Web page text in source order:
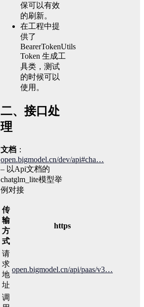
保可以有效
的刷新。
在工程中提
供了
BearerTokenUtils
Token 生成工
具类，测试
的时候可以
使用。
二、接口处
理
文档 ：
open.bigmodel.cn/dev/api#cha…
– 以Api文档的
chatglm_lite模型举
例对接
传
输
方
式
https
请
求
地
址
open.bigmodel.cn/api/paas/v3…
调